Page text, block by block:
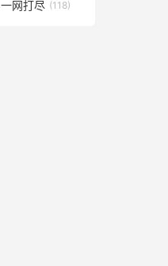
一网打尽 (118)